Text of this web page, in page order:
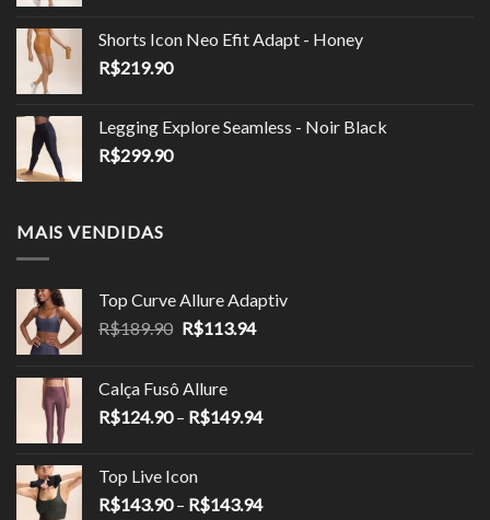
Shorts Icon Neo Efit Adapt - Honey
R$219.90
Legging Explore Seamless - Noir Black
R$299.90
MAIS VENDIDAS
Top Curve Allure Adaptiv
R$189.90 O
era:
R$189.90.
R$113.94O
R$113.94.
Calça Fusô Allure
R$124.90 – R$149.94Faixa
através
Top Live Icon
R$143.90 – R$143.94Faixa